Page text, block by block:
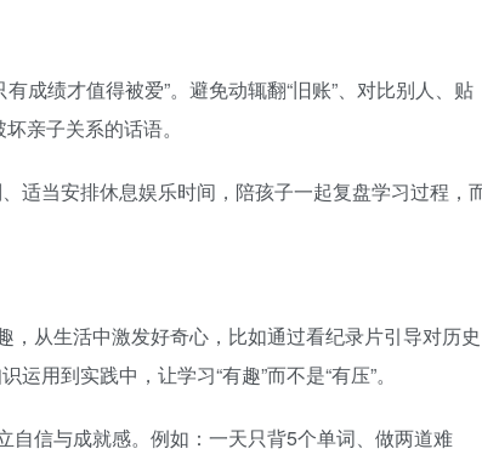
成绩才值得被爱”。避免动辄翻“旧账”、对比别人、贴
亲子关系的话语。
适当安排休息娱乐时间，陪孩子一起复盘学习过程，
，从生活中激发好奇心，比如通过看纪录片引导对历史
用到实践中，让学习“有趣”而不是“有压”。
自信与成就感。例如：一天只背5个单词、做两道难